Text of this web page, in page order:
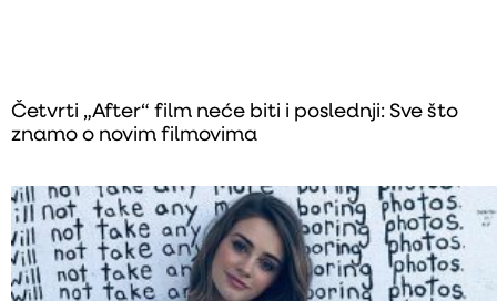
Četvrti „After“ film neće biti i poslednji: Sve što
znamo o novim filmovima